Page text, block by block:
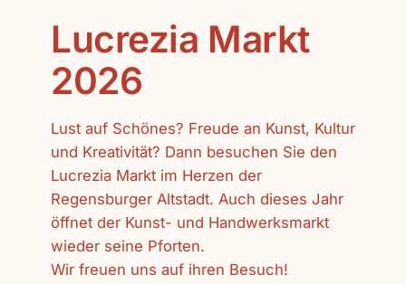
Lucrezia Markt
2026
Lust auf Schönes? Freude an Kunst, Kultur
und Kreativität? Dann besuchen Sie den
Lucrezia Markt im Herzen der
Regensburger Altstadt. Auch dieses Jahr
öffnet der Kunst- und Handwerksmarkt
wieder seine Pforten.
Wir freuen uns auf ihren Besuch!